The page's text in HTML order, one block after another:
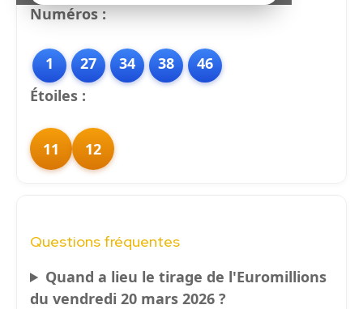
Numéros :
1 27 34 38
46
Étoiles :
11 12
Questions fréquentes
Quand a lieu le tirage de l'Euromillions
du vendredi 20 mars 2026 ?